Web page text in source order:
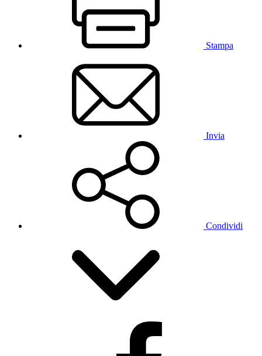
Stampa
Invia
Condividi